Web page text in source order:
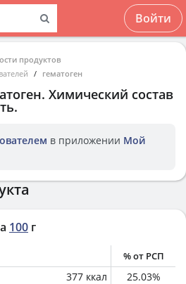
Войти
продуктов
гематоген
. Химический состав
в приложении Мой
100 г
% от РСП
377 ккал 25.03%